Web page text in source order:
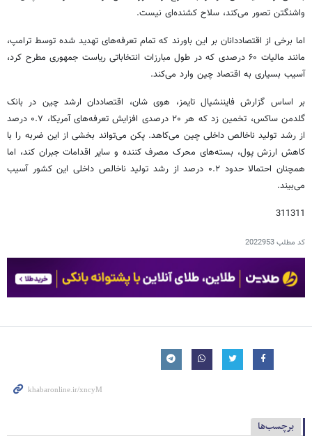
واشنگتن تصور می‌کند، سلاح کشنده‌ای نیست.
اما برخی از اقتصاددانان بر این باورند که تمام تعرفه‌های تهدید شده توسط ترامپ،
مانند مالیات ۶۰ درصدی که در طول مبارزات انتخاباتی ریاست جمهوری مطرح کرد،
آسیب بسیاری به اقتصاد چین وارد می‌کند.
بر اساس گزارش فایننشیال تایمز، هوی شان، اقتصاددان ارشد چین در بانک
گلدمن ساکس، تخمین زد که هر ۲۰ درصدی افزایش تعرفه‌های آمریکا، ۰.۷ درصد
از رشد تولید ناخالص داخلی چین می‌کاهد. پکن می‌تواند بخشی از این ضربه را با
کاهش ارزش پول، بسته‌های محرک مصرف کننده و سایر اقدامات جبران کند، اما
همچنان احتمالا حدود ۰.۲ درصد از رشد تولید ناخالص داخلی این کشور آسیب
می‌بیند.
311311
کد مطلب2022953
برچسب‌ها